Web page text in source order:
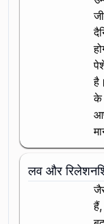
के
लव और